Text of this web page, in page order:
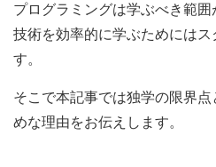
プログラミングは学ぶべき範
技術を効率的に学ぶためには
す。
そこで本記事では独学の限界
めな理由をお伝えします。